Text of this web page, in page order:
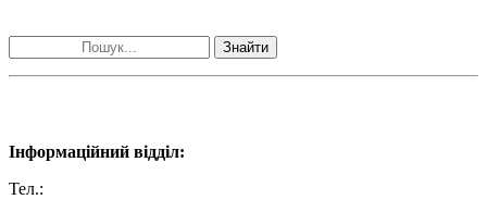
Знайти
Інформаційний відділ:
Тел.: